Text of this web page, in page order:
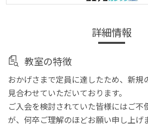
詳細情報
教室の特徴
おかげさまで定員に達したため、新規
見合わせていただいております。
ご入会を検討されていた皆様にはご不
が、何卒ご理解のほどお願い申し上げ